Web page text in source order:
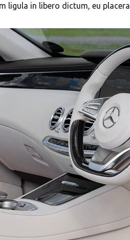
ligula in libero dictum, eu